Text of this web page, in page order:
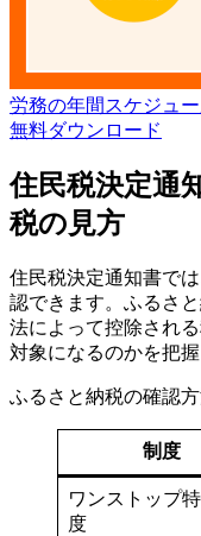
労務の年間スケジュ
無料ダウンロード
住民税決定通
税の見方
住民税決定通知書で
認できます。ふるさ
法によって控除され
対象になるのかを把
ふるさと納税の確認
制度
ワンストップ
度